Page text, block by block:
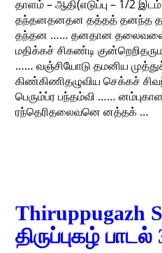
தாளம் – ஆதி(எடுப்பு – 1/2
தந்தனதனதன தத்தத் தனந்த
தந்தன …… தனதான தலைவலை
மதிக்கச் சிகண்டி
…… வஞ்சியோடு தமனிய
கிண்கிணிதழுவிய செக்கச்
பெரும்ப்ர பந்தம்வி ……
ரந்தெரிதலைவனெ னத்தக் …
Thiruppugazh
திருப்புகழ் பாடல்